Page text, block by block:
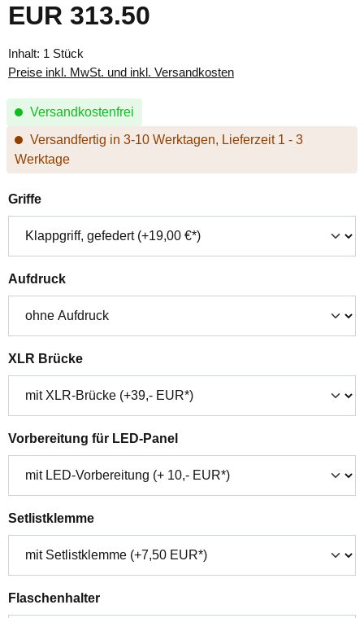
Regulärer Preis:
EUR 313.50
Inhalt: 1 Stück
Preise inkl. MwSt. und inkl. Versandkosten
Versandkostenfrei
Versandfertig in 3-10 Werktagen, Lieferzeit 1 - 3
Werktage
Griffeauswählen
Aufdruckauswählen
XLR Brückeauswählen
Vorbereitung für LED-Panelauswählen
Setlistklemmeauswählen
Flaschenhalterauswählen